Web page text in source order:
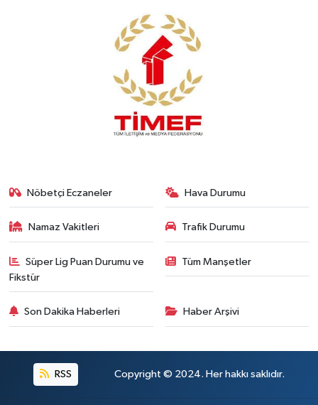
Nöbetçi Eczaneler Hava Durumu
Namaz Vakitleri Trafik Durumu
Süper Lig Puan Durumu ve
Fikstür
Tüm Manşetler
Son Dakika Haberleri Haber Arşivi
RSS Copyright © 2024. Her hakkı saklıdır.